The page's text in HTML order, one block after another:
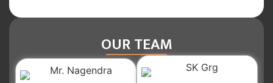
OUR TEAM